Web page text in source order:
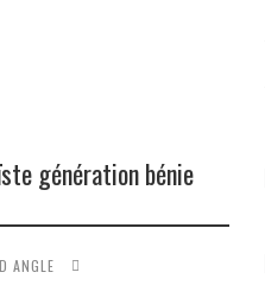
génération bénie
ANGLE